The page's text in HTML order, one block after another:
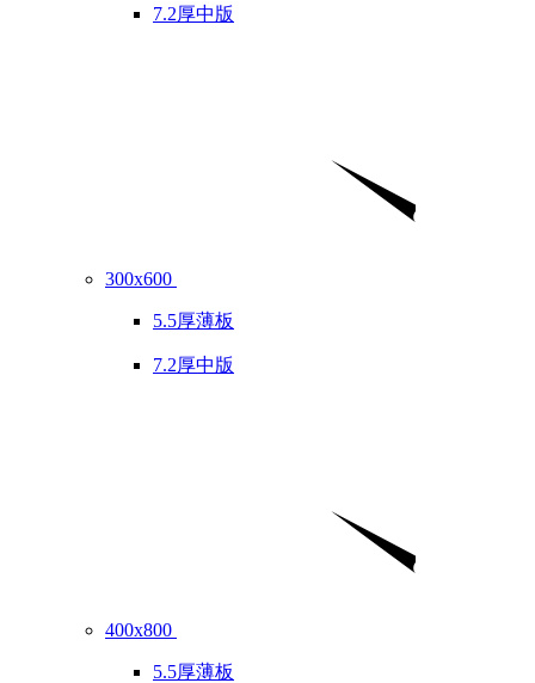
7.2厚中版
300x600
5.5厚薄板
7.2厚中版
400x800
5.5厚薄板